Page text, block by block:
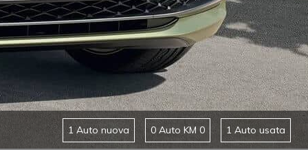
1 Auto nuova 0 Auto KM 0 1 Auto usata